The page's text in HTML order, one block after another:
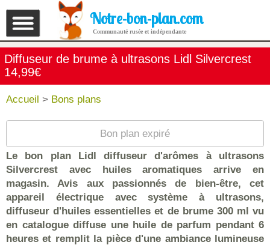
Notre-bon-plan.com
Communauté rusée et indépendante
Diffuseur de brume à ultrasons Lidl Silvercrest
14,99€
Accueil > Bons plans
Bon plan expiré
Le bon plan Lidl diffuseur d'arômes à ultrasons
Silvercrest avec huiles aromatiques arrive en
magasin. Avis aux passionnés de bien-être, cet
appareil électrique avec système à ultrasons,
diffuseur d'huiles essentielles et de brume 300 ml vu
en catalogue diffuse une huile de parfum pendant 6
heures et remplit la pièce d'une ambiance lumineuse